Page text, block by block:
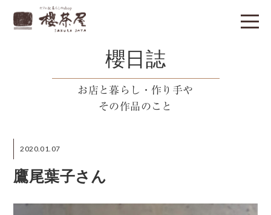
櫻日誌
お店と暮らし・作り手や
その作品のこと
2020.01.07
鷹尾葉子さん